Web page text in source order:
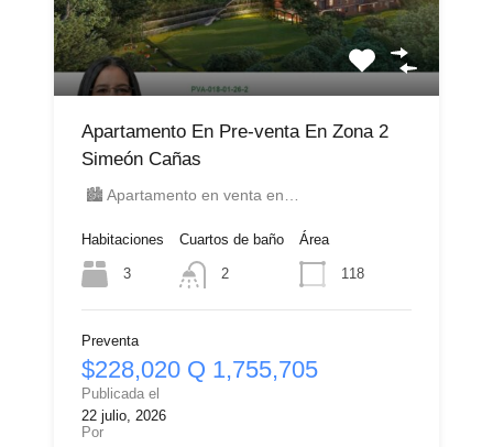
Apartamento En Pre-venta En Zona 2
Simeón Cañas
🏙️ Apartamento en venta en…
Habitaciones
3
Cuartos de baño
2
Área
118
Preventa
$228,020 Q 1,755,705
Publicada el
22 julio, 2026
Por